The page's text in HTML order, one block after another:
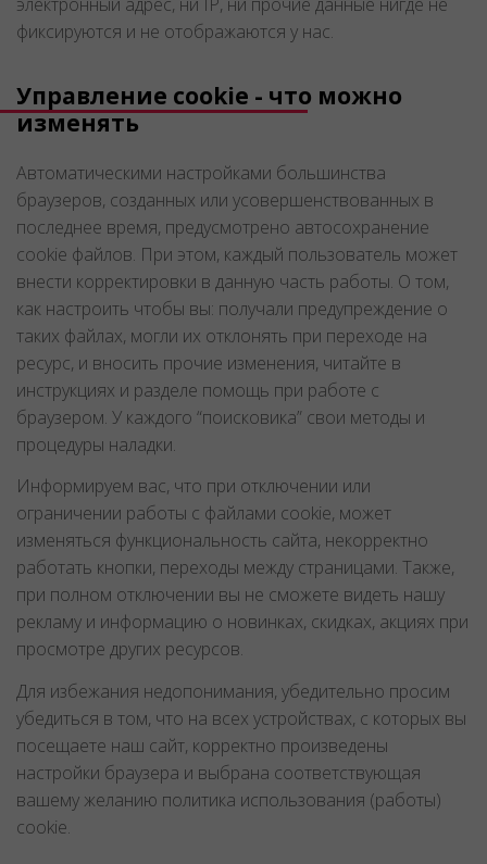
фиксируются и не отображаются у нас.
Управление cookie - что можно
изменять
Автоматическими настройками большинства
браузеров, созданных или усовершенствованных в
последнее время, предусмотрено автосохранение
cookie файлов. При этом, каждый пользователь может
внести корректировки в данную часть работы. О том,
как настроить чтобы вы: получали предупреждение о
таких файлах, могли их отклонять при переходе на
ресурс, и вносить прочие изменения, читайте в
инструкциях и разделе помощь при работе с
браузером. У каждого “поисковика” свои методы и
процедуры наладки.
Информируем вас, что при отключении или
ограничении работы с файлами cookie, может
изменяться функциональность сайта, некорректно
работать кнопки, переходы между страницами. Также,
при полном отключении вы не сможете видеть нашу
рекламу и информацию о новинках, скидках, акциях при
просмотре других ресурсов.
Для избежания недопонимания, убедительно просим
убедиться в том, что на всех устройствах, с которых вы
посещаете наш сайт, корректно произведены
настройки браузера и выбрана соответствующая
вашему желанию политика использования (работы)
cookie.